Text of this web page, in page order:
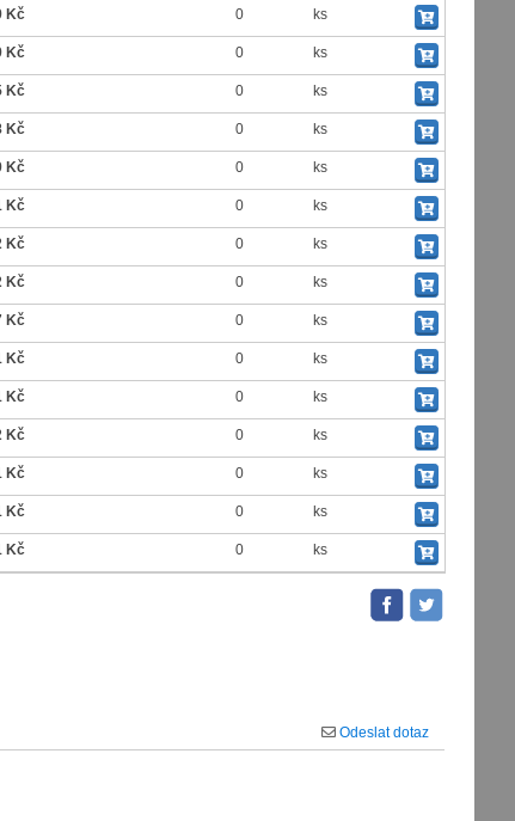
Kč 0 ks
Kč 0 ks
Kč 0 ks
Kč 0 ks
Kč 0 ks
Kč 0 ks
Kč 0 ks
Kč 0 ks
Kč 0 ks
Kč 0 ks
Kč 0 ks
Kč 0 ks
Kč 0 ks
Kč 0 ks
Kč 0 ks
Odeslat dotaz